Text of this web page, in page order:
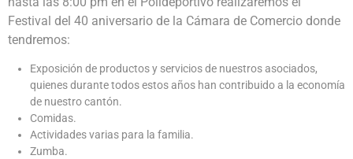
Festival del 40 aniversario de la Cámara de Comercio donde
tendremos:
Exposición de productos y servicios de nuestros asociados,
quienes durante todos estos años han contribuido a la economía
de nuestro cantón.
Comidas.
Actividades varias para la familia.
Zumba.